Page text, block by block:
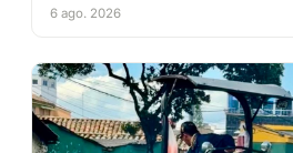
6 ago. 2026